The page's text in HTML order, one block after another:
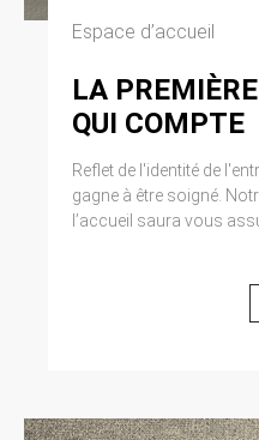
Espace d’accueil
LA
QUI COMPTE
Reflet de l'identité de
gagne à être soigné.
l’accueil saura vous